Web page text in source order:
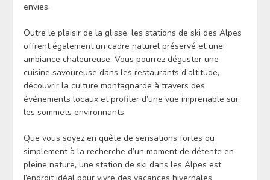
envies.
Outre le plaisir de la glisse, les stations de ski des Alpes
offrent également un cadre naturel préservé et une
ambiance chaleureuse. Vous pourrez déguster une
cuisine savoureuse dans les restaurants d’altitude,
découvrir la culture montagnarde à travers des
événements locaux et profiter d’une vue imprenable sur
les sommets environnants.
Que vous soyez en quête de sensations fortes ou
simplement à la recherche d’un moment de détente en
pleine nature, une station de ski dans les Alpes est
l’endroit idéal pour vivre des vacances hivernales